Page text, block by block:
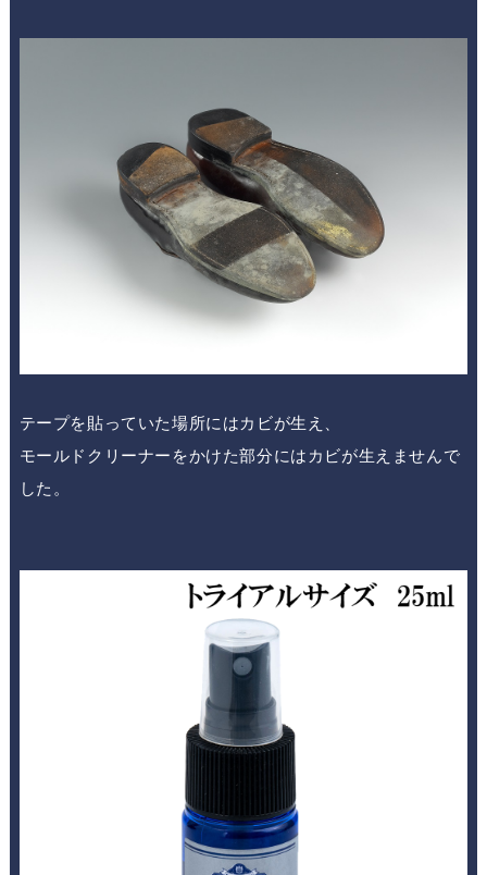
テープを貼っていた場所にはカビが生え、
モールドクリーナーをかけた部分にはカビが生えませんで
した。